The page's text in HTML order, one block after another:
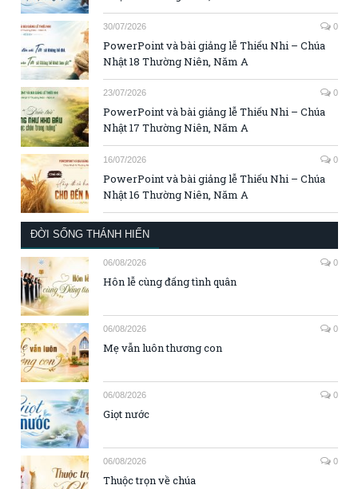
30/07/2026 0
PowerPoint và bài giảng lễ Thiếu Nhi – Chúa
Nhật 18 Thường Niên, Năm A
23/07/2026 0
PowerPoint và bài giảng lễ Thiếu Nhi – Chúa
Nhật 17 Thường Niên, Năm A
16/07/2026 0
PowerPoint và bài giảng lễ Thiếu Nhi – Chúa
Nhật 16 Thường Niên, Năm A
ĐỜI SỐNG THÁNH HIẾN
06/08/2026 0
Hôn lễ cùng đấng tình quân
06/08/2026 0
Mẹ vẫn luôn thương con
06/08/2026 0
Giọt nước
06/08/2026 0
Thuộc trọn về chúa